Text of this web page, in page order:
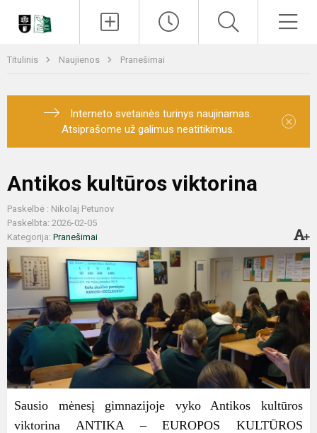
Titulinis Naujienos Pranešimai
Interneto svetainės turinys naujinamas.
Atsiprašome už galimus neatitikimus.
×
Antikos kultūros viktorina
Paskelbė : Nikolaj Petunov
Paskelbta: 2026-02-05
Kategorija: Pranešimai
Sausio mėnesį gimnazijoje vyko Antikos kultūros
viktorina ANTIKA – EUROPOS KULTŪROS